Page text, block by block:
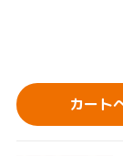
カート